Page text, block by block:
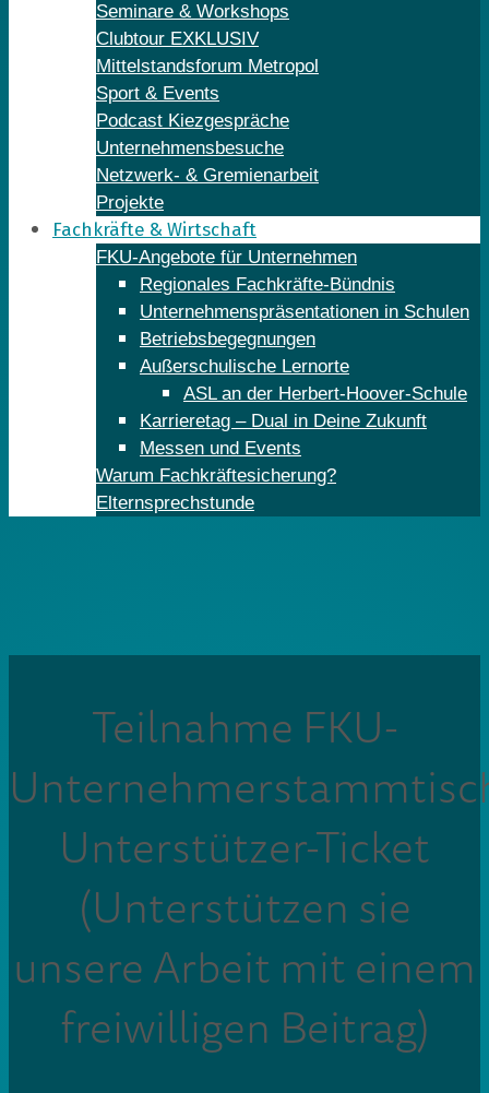
Seminare & Workshops
Clubtour EXKLUSIV
Mittelstandsforum Metropol
Sport & Events
Podcast Kiezgespräche
Unternehmensbesuche
Netzwerk- & Gremienarbeit
Projekte
Fachkräfte & Wirtschaft
FKU-Angebote für Unternehmen
Regionales Fachkräfte-Bündnis
Unternehmenspräsentationen in Schulen
Betriebsbegegnungen
Außerschulische Lernorte
ASL an der Herbert-Hoover-Schule
Karrieretag – Dual in Deine Zukunft
Messen und Events
Warum Fachkräftesicherung?
Elternsprechstunde
Teilnahme FKU-
Unterstützer-Ticket
(Unterstützen sie
unsere Arbeit mit einem
freiwilligen Beitrag)